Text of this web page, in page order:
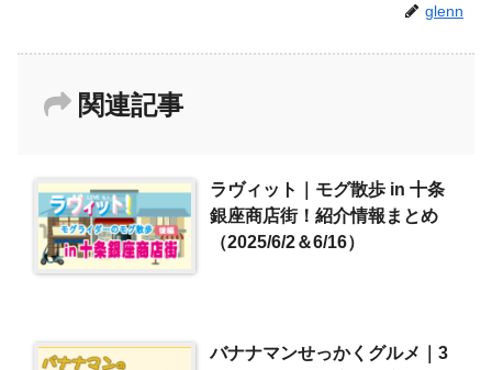
glenn
関連記事
ラヴィット｜モグ散歩 in 十条
銀座商店街！紹介情報まとめ
（2025/6/2＆6/16）
バナナマンせっかくグルメ｜3